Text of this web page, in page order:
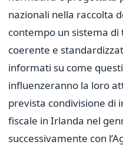
nazionali nella raccolta
contempo un sistema
coerente e
informati su come
influenzeranno la loro
prevista condivisione di
fiscale in Irlanda nel
successivamente con